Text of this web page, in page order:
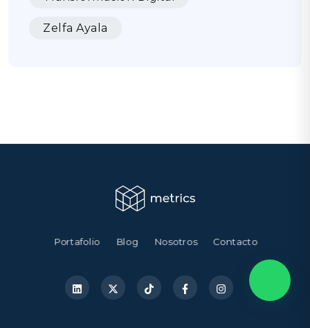
Zelfa Ayala
Portafolio Blog Nosotros Contacto